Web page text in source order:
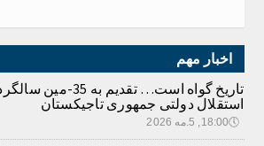
اخبار مهم
تاریخ گواه است… تقدیم به 35-مین
استقلال دولتی جمهوری تاجیکستان
🕔18:00, 5.مه 2026